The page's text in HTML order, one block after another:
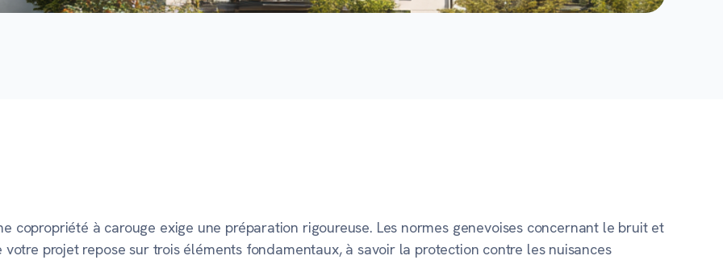
copropriété à carouge exige une préparation rigoureuse. Les normes genevoises concernant le bruit et
projet repose sur trois éléments fondamentaux, à savoir la protection contre les nuisances